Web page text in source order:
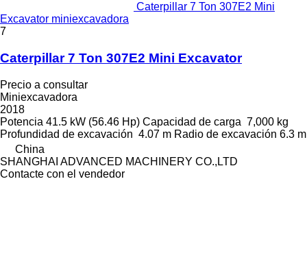
Caterpillar 7 Ton 307E2 Mini
Excavator miniexcavadora
7
Caterpillar 7 Ton 307E2 Mini Excavator
Precio a consultar
Miniexcavadora
2018
Potencia 41.5 kW (56.46 Hp) Capacidad de carga 7,000 kg
Profundidad de excavación 4.07 m Radio de excavación 6.3 m
China
SHANGHAI ADVANCED MACHINERY CO.,LTD
Contacte con el vendedor